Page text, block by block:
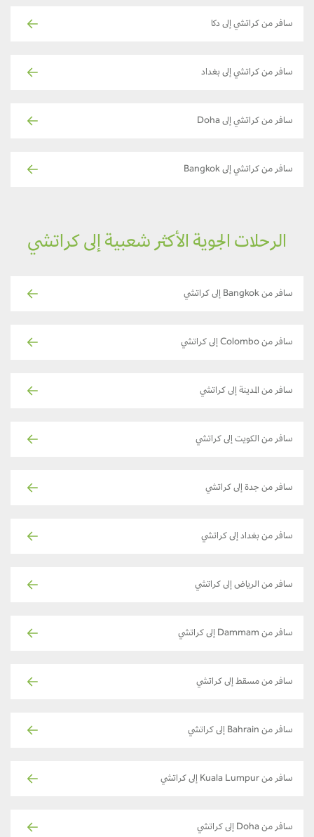
سافر من كراتشي إلى دكا
سافر من كراتشي إلى بغداد
سافر من كراتشي إلى Doha
سافر من كراتشي إلى Bangkok
الرحلات الجوية الأكثر شعبية إلى كراتشي
سافر من Bangkok إلى كراتشي
سافر من Colombo إلى كراتشي
سافر من المدينة إلى كراتشي
سافر من الكويت إلى كراتشي
سافر من جدة إلى كراتشي
سافر من بغداد إلى كراتشي
سافر من الرياض إلى كراتشي
سافر من Dammam إلى كراتشي
سافر من مسقط إلى كراتشي
سافر من Bahrain إلى كراتشي
سافر من Kuala Lumpur إلى كراتشي
سافر من Doha إلى كراتشي